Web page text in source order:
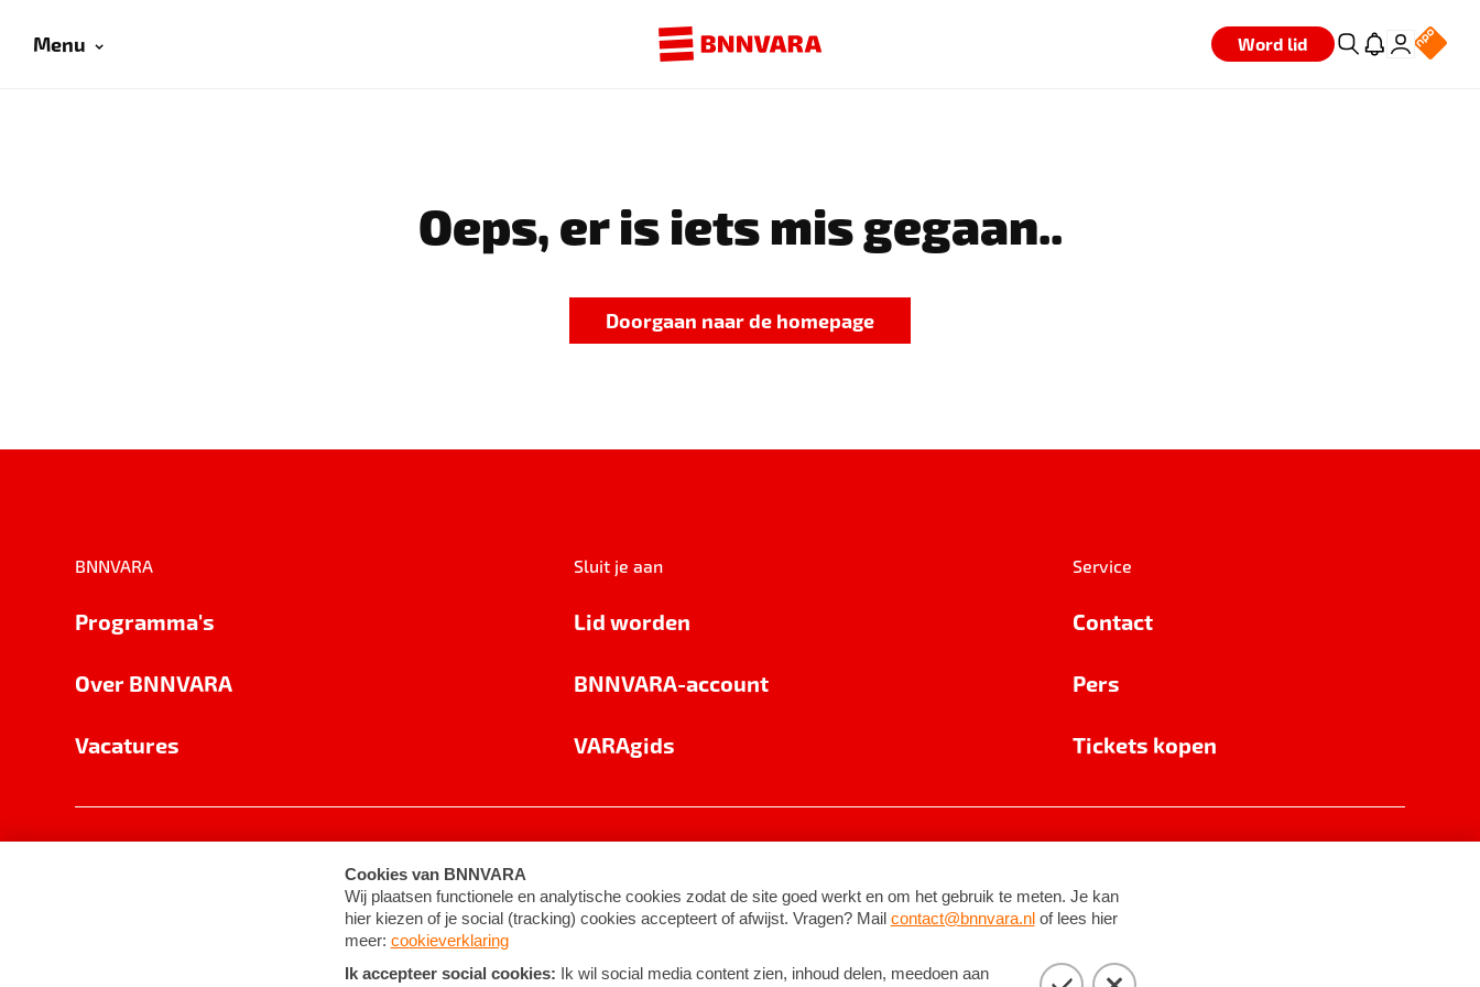
Menu Word lid
Oeps, er is iets mis gegaan..
Doorgaan naar de homepage
BNNVARA
Programma's
Over BNNVARA
Vacatures
Sluit je aan
Lid worden
BNNVARA-account
VARAgids
Service
Contact
Pers
Tickets kopen
Cookie-instellingen Algemene voorwaarden ©2026BNNVARA